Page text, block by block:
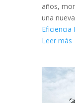
años,
una
Eficiencia
Leer más